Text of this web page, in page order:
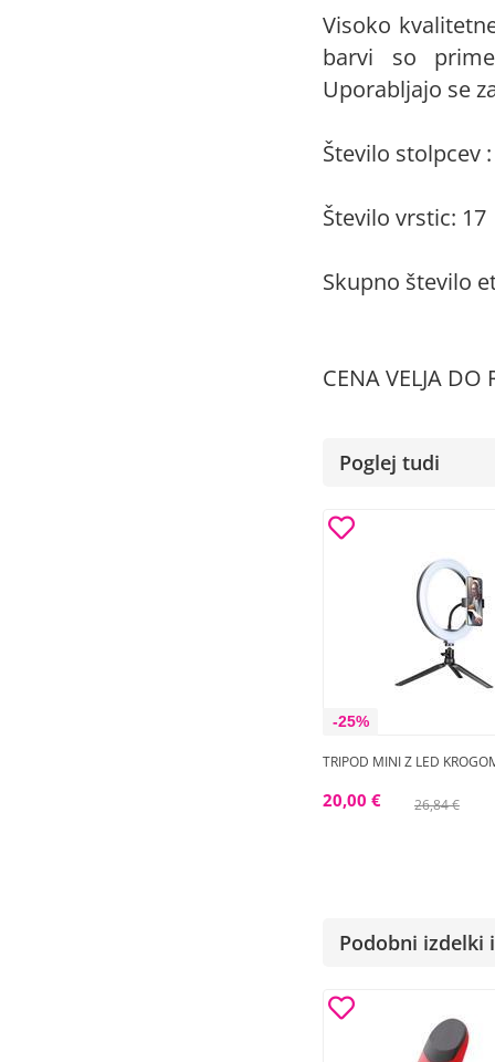
Visoko
barvi so
Uporabljajo se
Število stolpcev
Število vrstic: 17
Skupno število
CENA VELJA DO
Poglej tudi
-25%
TRIPOD MINI Z LED
26,84 €
20,00 €
Podobni izdelki